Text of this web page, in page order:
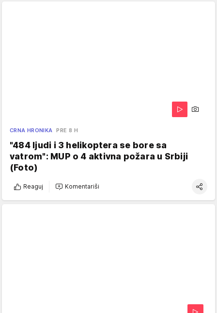
CRNA HRONIKA PRE 8 H
"484 ljudi i 3 helikoptera se bore sa
vatrom": MUP o 4 aktivna požara u Srbiji
(Foto)
Reaguj Komentariši